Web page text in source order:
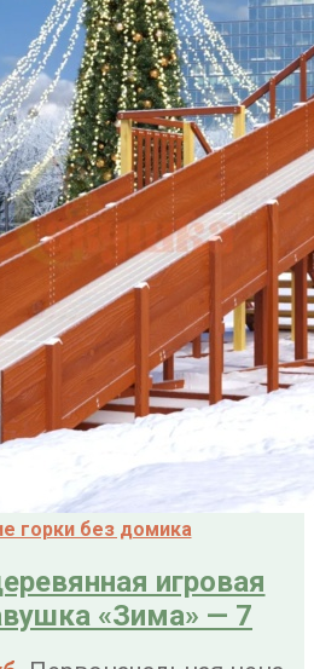
горки без домика
игровая
«Зима» — 7